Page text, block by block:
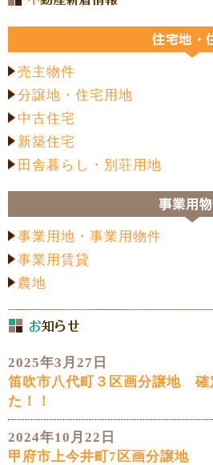
売主物件
分譲地・住宅用地
中古住宅
新築住宅
田舎暮らし・別荘用地
事業用地・事業用物件
事業用賃貸
農地
2025年3月27日
笛吹市八代町３区画分譲地 確
た！！
2024年10月22日
甲府市上今井町7区画分譲地